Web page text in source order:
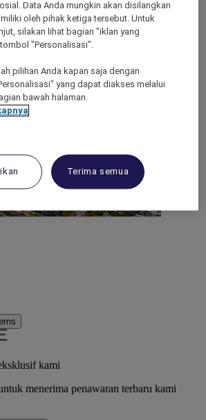
kami
menerima penawaran terbaru kami
Data Anda mungkin akan disilangkan
oleh pihak ketiga tersebut. Untuk
silakan lihat bagian "iklan yang
"Personalisasi".
pilihan Anda kapan saja dengan
yang dapat diakses melalui
bawah halaman.
Terima semua